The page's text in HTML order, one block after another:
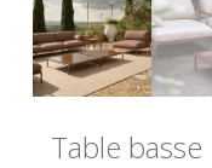
Table basse